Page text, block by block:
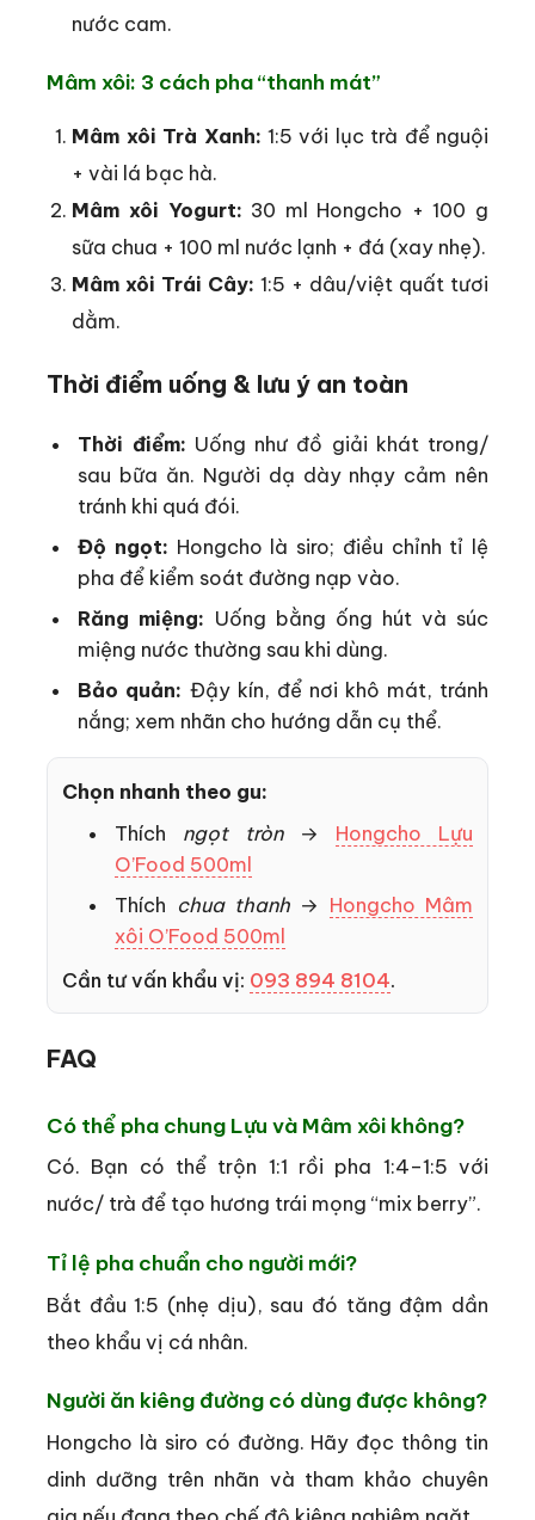
nước cam.
Mâm xôi: 3 cách pha “thanh mát”
Mâm xôi Trà Xanh: 1:5 với lục trà để nguội
+ vài lá bạc hà.
Mâm xôi Yogurt: 30 ml Hongcho + 100 g
sữa chua + 100 ml nước lạnh + đá (xay nhẹ).
Mâm xôi Trái Cây: 1:5 + dâu/việt quất tươi
dằm.
Thời điểm uống & lưu ý an toàn
Thời điểm: Uống như đồ giải khát trong/
sau bữa ăn. Người dạ dày nhạy cảm nên
tránh khi quá đói.
Độ ngọt: Hongcho là siro; điều chỉnh tỉ lệ
pha để kiểm soát đường nạp vào.
Răng miệng: Uống bằng ống hút và súc
miệng nước thường sau khi dùng.
Bảo quản: Đậy kín, để nơi khô mát, tránh
nắng; xem nhãn cho hướng dẫn cụ thể.
Chọn nhanh theo gu:
Thích ngọt tròn→ Hongcho Lựu
O’Food 500ml
Thích chua thanh → Hongcho Mâm
xôi O’Food 500ml
Cần tư vấn khẩu vị: 093 894 8104.
FAQ
Có thể pha chung Lựu và Mâm xôi không?
Có. Bạn có thể trộn 1:1 rồi pha 1:4–1:5 với
nước/ trà để tạo hương trái mọng “mix berry”.
Tỉ lệ pha chuẩn cho người mới?
Bắt đầu 1:5 (nhẹ dịu), sau đó tăng đậm dần
theo khẩu vị cá nhân.
Người ăn kiêng đường có dùng được không?
Hongcho là siro có đường. Hãy đọc thông tin
dinh dưỡng trên nhãn và tham khảo chuyên